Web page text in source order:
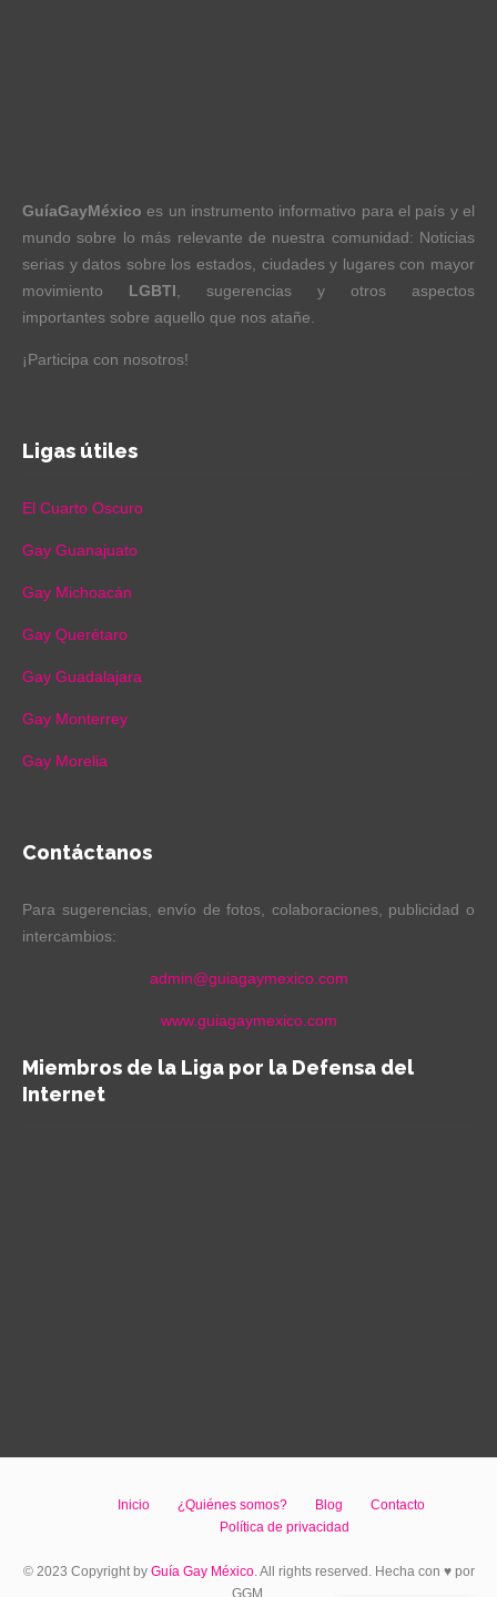
GuíaGayMéxico es un instrumento informativo para el país y el
mundo sobre lo más relevante de nuestra comunidad: Noticias
serias y datos sobre los estados, ciudades y lugares con mayor
movimiento LGBTI , sugerencias y otros aspectos
importantes sobre aquello que nos atañe.
¡Participa con nosotros!
Ligas útiles
El Cuarto Oscuro
Gay Guanajuato
Gay Michoacán
Gay Querétaro
Gay Guadalajara
Gay Monterrey
Gay Morelia
Contáctanos
Para sugerencias, envío de fotos, colaboraciones, publicidad o
intercambios:
admin@guiagaymexico.com
www.guiagaymexico.com
Miembros de la Liga por la Defensa del
Internet
Inicio ¿Quiénes somos? Blog
Contacto
Política de privacidad
© 2023 Copyright by Guía Gay México. All rights reserved. Hecha con ♥ por
GGM.